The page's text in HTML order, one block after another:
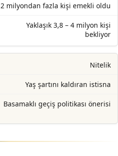
2 milyondan fazla kişi emekli oldu
Yaklaşık 3,8 – 4 milyon kişi
bekliyor
Nitelik
Yaş şartını kaldıran istisna
Basamaklı geçiş politikası önerisi